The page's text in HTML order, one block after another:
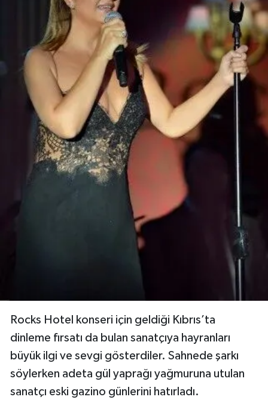
Rocks Hotel konseri için geldiği Kıbrıs’ta
dinleme fırsatı da bulan sanatçıya hayranları
büyük ilgi ve sevgi gösterdiler. Sahnede şarkı
söylerken adeta gül yaprağı yağmuruna utulan
sanatçı eski gazino günlerini hatırladı.